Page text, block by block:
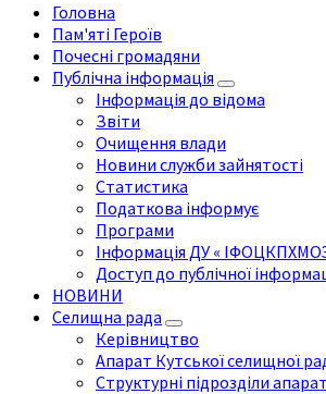
Головна
Пам'яті Героїв
Почесні громадяни
Публічна інформація
Інформація до відома
Звіти
Очищення влади
Новини служби зайнятості
Статистика
Податкова інформує
Програми
Інформація ДУ «
Доступ до публічної
НОВИНИ
Селищна рада
Керівництво
Апарат Кутської селищної
Структурні підрозділи